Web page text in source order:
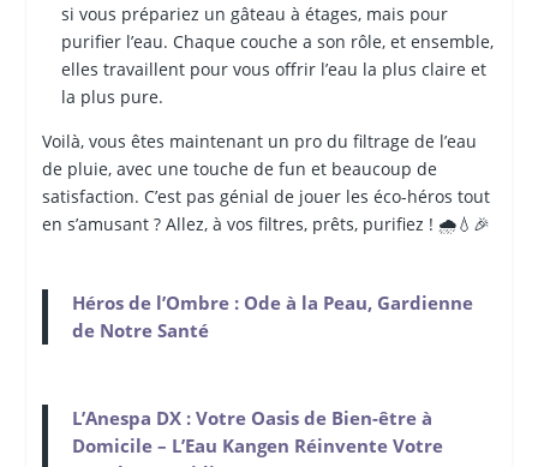
si vous prépariez un gâteau à étages, mais pour
purifier l’eau. Chaque couche a son rôle, et ensemble,
elles travaillent pour vous offrir l’eau la plus claire et
la plus pure.
Voilà, vous êtes maintenant un pro du filtrage de l’eau
de pluie, avec une touche de fun et beaucoup de
satisfaction. C’est pas génial de jouer les éco-héros tout
en s’amusant ? Allez, à vos filtres, prêts, purifiez ! 🌧️💧🎉
Héros de l’Ombre : Ode à la Peau, Gardienne
de Notre Santé
L’Anespa DX : Votre Oasis de Bien-être à
Domicile – L’Eau Kangen Réinvente Votre